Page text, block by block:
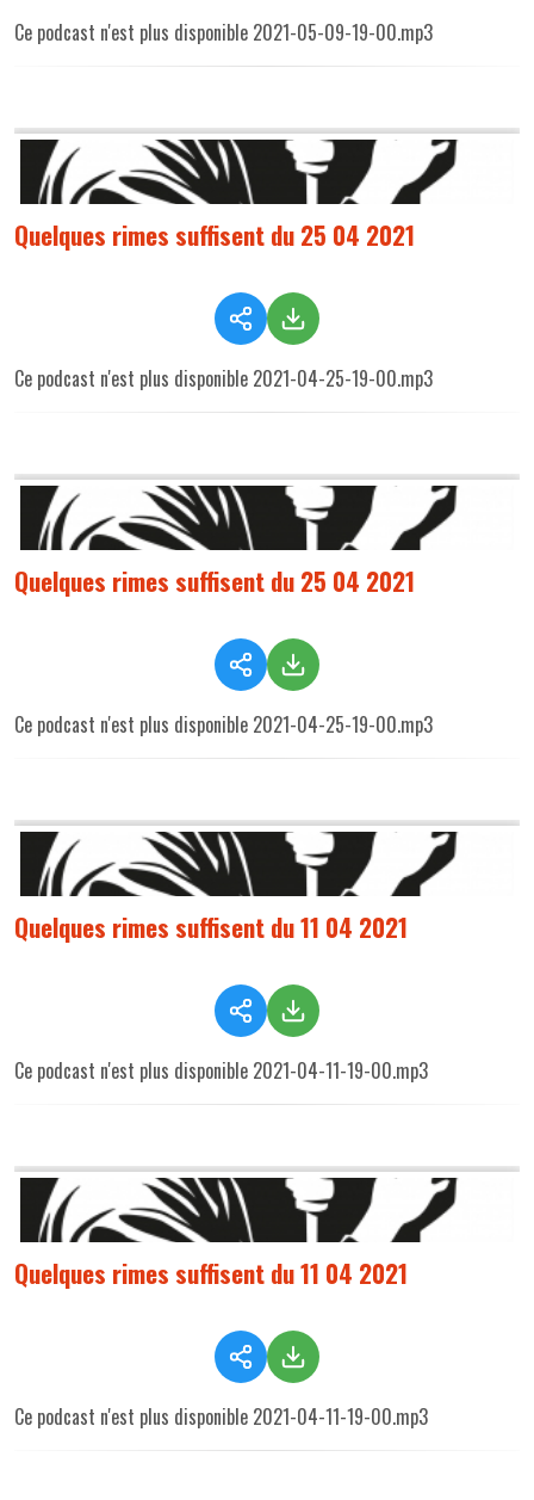
Ce podcast n'est plus disponible 2021-05-09-19-00.mp3
Quelques rimes suffisent du 25 04 2021
Ce podcast n'est plus disponible 2021-04-25-19-00.mp3
Quelques rimes suffisent du 25 04 2021
Ce podcast n'est plus disponible 2021-04-25-19-00.mp3
Quelques rimes suffisent du 11 04 2021
Ce podcast n'est plus disponible 2021-04-11-19-00.mp3
Quelques rimes suffisent du 11 04 2021
Ce podcast n'est plus disponible 2021-04-11-19-00.mp3